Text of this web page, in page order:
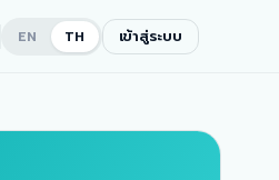
EN TH เข้าสู่ระบบ